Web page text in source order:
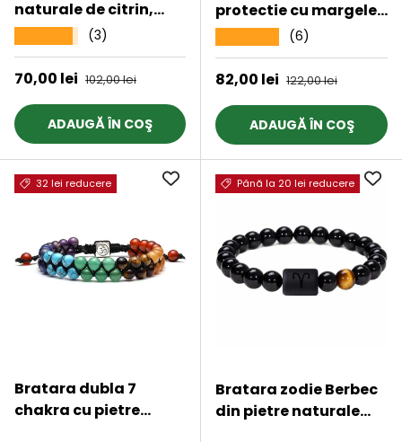
naturale de citrin,
pirita si verde
aventurin de 8 mm -
Bratara feng shui
noroc, prosperitate
(3)
Preț de vânzare
70,00 lei Preț obișnuit
102,00 lei
ADAUGĂ ÎN COŞ
protectie cu margele
8mm din 3 pietre
semipretioase: Ochi
de tigru albastru,
(6)
Preț de vânzare
82,00 lei Preț obișnuit
122,00 lei
ADAUGĂ ÎN COŞ
32 lei reducere
Bratara dubla 7
chakra cu pietre
Până la 20 lei reducere
Bratara zodie Berbec
din pietre naturale